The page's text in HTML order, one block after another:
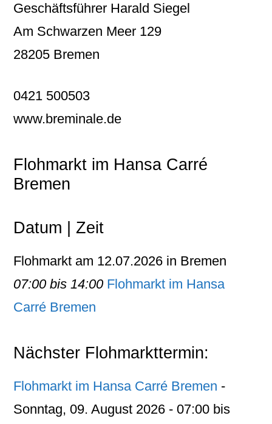
Geschäftsführer Harald Siegel
Am Schwarzen Meer 129
28205 Bremen
0421 500503
www.breminale.de
Flohmarkt im Hansa Carré
Bremen
Datum | Zeit
Flohmarkt am 12.07.2026 in Bremen
07:00 bis 14:00 Flohmarkt im Hansa
Carré Bremen
Nächster Flohmarkttermin:
Flohmarkt im Hansa Carré Bremen -
Sonntag, 09. August 2026 - 07:00 bis